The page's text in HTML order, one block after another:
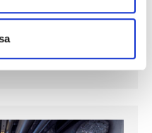
Nyhetsbyråns Maria
V Karlsson under
2026